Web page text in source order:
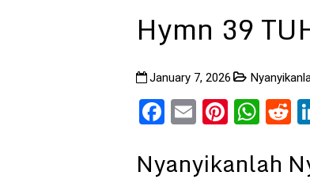
Hymn 39
January 7, 2026
Facebook
Email
Nyanyikanlah